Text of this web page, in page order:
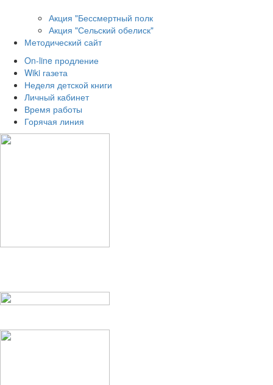
Акция "Бессмертный полк
Акция "Сельский обелиск"
Методический сайт
On-line продление
Wiki газета
Неделя детской книги
Личный кабинет
Время работы
Горячая линия